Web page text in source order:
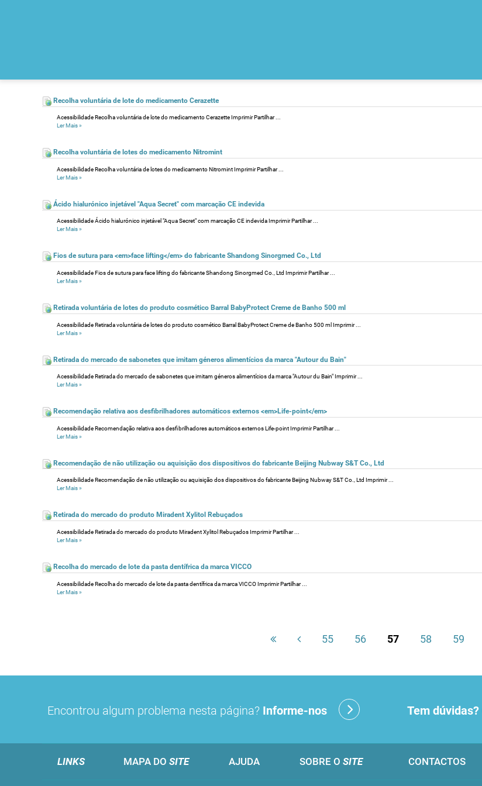
Recolha voluntária de lote do medicamento Cerazette
Acessibilidade Recolha voluntária de lote do medicamento Cerazette Imprimir Partilhar ...
Ler Mais»
Recolha voluntária de lotes do medicamento Nitromint
Acessibilidade Recolha voluntária de lotes do medicamento Nitromint Imprimir Partilhar ...
Ler Mais»
Ácido hialurónico injetável "Aqua Secret" com marcação CE indevida
Acessibilidade Ácido hialurónico injetável "Aqua Secret" com marcação CE indevida Imprimir Partilhar ...
Ler Mais»
Fios de sutura para <em>face lifting</em> do fabricante Shandong Sinorgmed Co., Ltd
Acessibilidade Fios de sutura para face lifting do fabricante Shandong Sinorgmed Co., Ltd Imprimir Partilhar ...
Ler Mais»
Retirada voluntária de lotes do produto cosmético Barral BabyProtect Creme de Banho 500 ml
Acessibilidade Retirada voluntária de lotes do produto cosmético Barral BabyProtect Creme de Banho 500 ml Imprimir ...
Ler Mais»
Retirada do mercado de sabonetes que imitam géneros alimentícios da marca "Autour du Bain"
Acessibilidade Retirada do mercado de sabonetes que imitam géneros alimentícios da marca "Autour du Bain" Imprimir ...
Ler Mais»
Recomendação relativa aos desfibrilhadores automáticos externos <em>Life-point</em>
Acessibilidade Recomendação relativa aos desfibrilhadores automáticos externos Life-point Imprimir Partilhar ...
Ler Mais»
Recomendação de não utilização ou aquisição dos dispositivos do fabricante Beijing Nubway S&T Co., Ltd
Acessibilidade Recomendação de não utilização ou aquisição dos dispositivos do fabricante Beijing Nubway S&T Co., Ltd Imprimir ...
Ler Mais»
Retirada do mercado do produto Miradent Xylitol Rebuçados
Acessibilidade Retirada do mercado do produto Miradent Xylitol Rebuçados Imprimir Partilhar ...
Ler Mais»
Recolha do mercado de lote da pasta dentífrica da marca VICCO
Acessibilidade Recolha do mercado de lote da pasta dentífrica da marca VICCO Imprimir Partilhar ...
Ler Mais»
55 56 57 58 59
Encontrou algum problema nesta página? Informe-nos Tem dúvidas?
LINKS MAPA DO SITE AJUDA SOBRE O SITE CONTACTOS